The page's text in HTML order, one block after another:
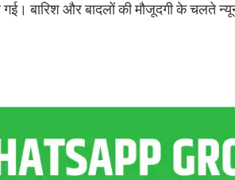
बारिश और बादलों की मौजूदगी के चलते